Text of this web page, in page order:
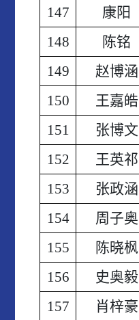
147 康阳
148
陈铭
149
赵博涵
150
王嘉皓
151
张博文
152
王英祁
153
张政涵
154
周子奥
155
陈晓枫
156
史奥毅
157
肖梓豪